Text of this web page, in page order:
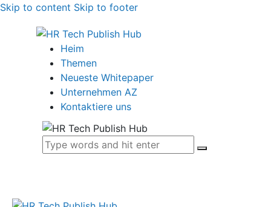
Skip to content Skip to footer
Heim
Themen
Neueste Whitepaper
Unternehmen AZ
Kontaktiere uns